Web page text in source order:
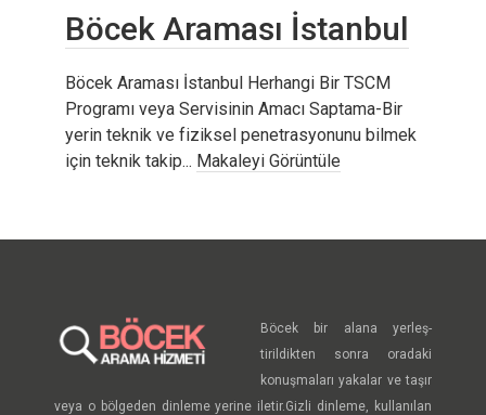
Böcek Araması İstanbul
Böcek Araması İstanbul Herhangi Bir TSCM
Programı veya Servisinin Amacı Saptama-Bir
yerin teknik ve fiziksel penetrasyonunu bilmek
için teknik takip... Makaleyi Görüntüle
Böcek bir alana yerleş-
tirildikten sonra oradaki
konuşmaları yakalar ve taşır
veya o bölgeden dinleme yerine iletir.Gizli dinleme, kullanılan